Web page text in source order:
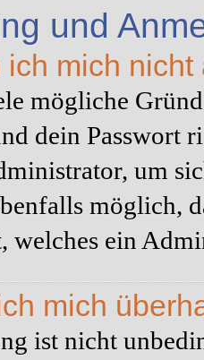
und
mich nicht
mögliche
dein Passwort
um
möglich,
welches ein
mich
ist nicht